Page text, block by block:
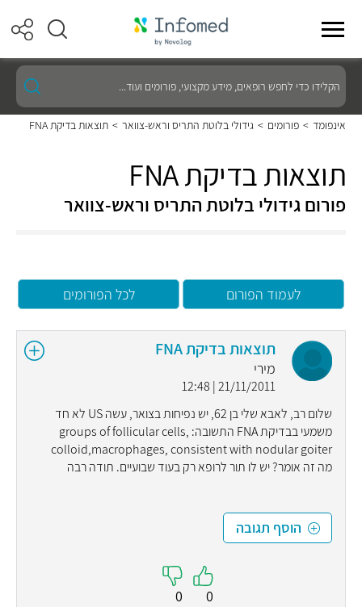
הקלידו
כדי
לחפש
רופאים,
מידע
ועוד...
אינפומד > פורומים > גידולי בלוטת התריס וראש-צוואר > תוצאות בדיקת FNA
תוצאות בדיקת FNA
פורום גידולי בלוטת התריס וראש-צוואר
לעמוד הפורום לכל הפורומים
תוצאות בדיקת FNA
מירי
21/11/2011 | 12:48
שלום רב, לאבא שלי בן 62, יש נפיחות בצואר, עשה US לא חד
משמעי בבדיקת FNA התשובה: groups of follicular cells,
colloid,macrophages, consistent with nodular goiter
מה זה אומר? יש לו תור לרופא רק בעוד שבועיים. תודה רבה
הוסף תגובה
0
0